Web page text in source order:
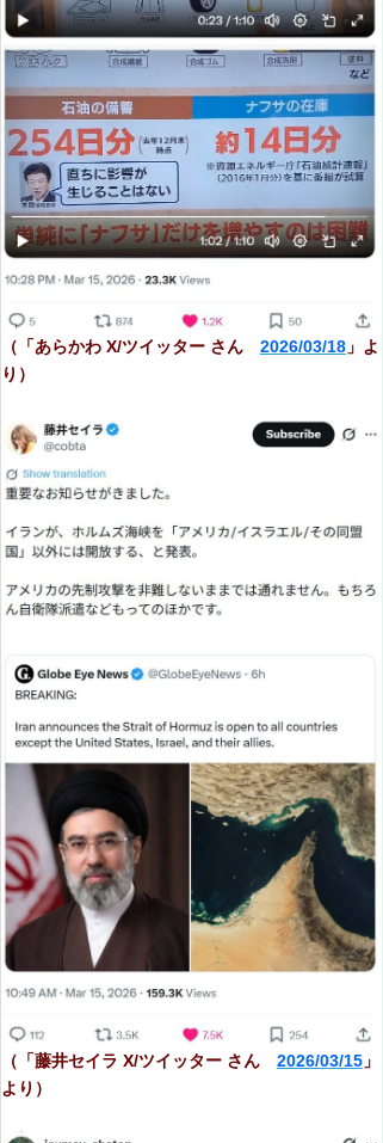
（「あらかわ X/ツイッター さん 2026/03/18 」よ
り）
（「藤井セイラ X/ツイッター さん 2026/03/15 」
より）